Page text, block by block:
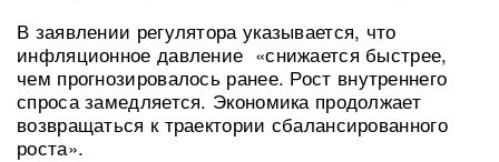
В заявлении регулятора указывается, что
инфляционное давление «снижается быстрее,
чем прогнозировалось ранее. Рост внутреннего
спроса замедляется. Экономика продолжает
возвращаться к траектории сбалансированного
роста».